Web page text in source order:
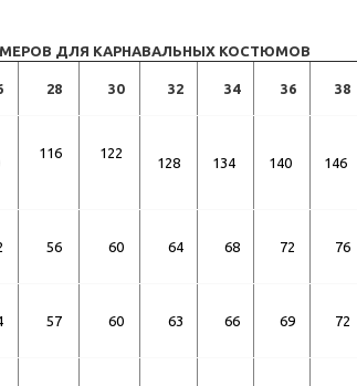
ДЛЯ КАРНАВАЛЬНЫХ КОСТЮМОВ
28 30 32 34 36 38
116 122
128 134 140 146
56 60 64 68 72 76
57 60 63 66 69 72